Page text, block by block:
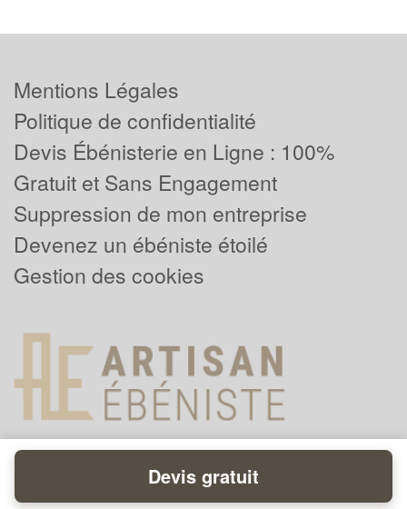
Mentions Légales
Politique de confidentialité
Devis Ébénisterie en Ligne : 100%
Gratuit et Sans Engagement
Suppression de mon entreprise
Devenez un ébéniste étoilé
Gestion des cookies
Powered byPlus que pro
Devis gratuit